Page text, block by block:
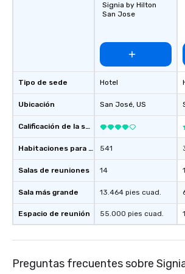
Tipo de sede
Ubicación
Calificación de la sede
Habitaciones para huéspedes
Salas de reuniones
Sala más grande
Espacio de reunión
Signia by Hilton
San Jose
Hotel
San José, US
541
14
13.464 pies cuad.
55.000 pies cuad.
Preguntas frecuentes sobre